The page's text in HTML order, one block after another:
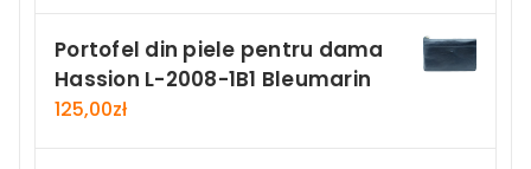
Portofel din piele pentru dama
Hassion L-2008-1B1 Bleumarin
125,00zł